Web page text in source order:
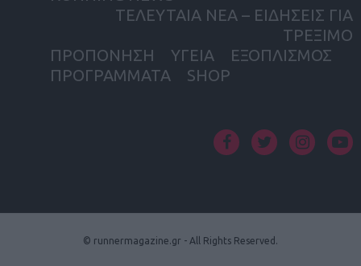
ΤΕΛΕΥΤΑΙΑ ΝΕΑ – ΕΙΔΗΣΕΙΣ ΓΙΑ
ΤΡΕΞΙΜΟ
ΠΡΟΠΟΝΗΣΗ
ΥΓΕΙΑ
ΕΞΟΠΛΙΣΜΟΣ
ΠΡΟΓΡΑΜΜΑΤΑ
SHOP
© runnermagazine.gr - All Rights Reserved.